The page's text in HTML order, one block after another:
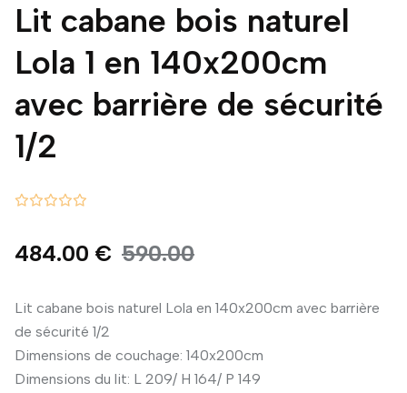
Lit cabane bois naturel
Lola 1 en 140x200cm
avec barrière de sécurité
1/2
484.00 € 590.00
Lit cabane bois naturel Lola en 140x200cm avec barrière
de sécurité 1/2
Dimensions de couchage: 140x200cm
Dimensions du lit: L 209/ H 164/ P 149